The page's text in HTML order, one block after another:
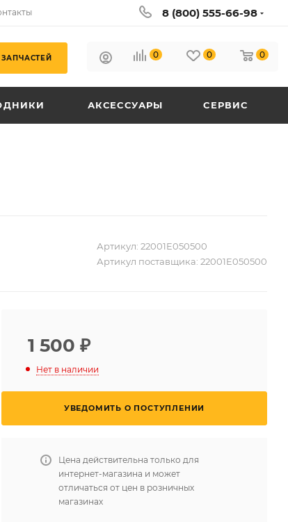
8 (800) 555-66-98
0 0 0
АКСЕССУАРЫ СЕРВИС
Артикул: 22001E050500
Артикул поставщика: 22001E050500
1 500 ₽
Нет в наличии
УВЕДОМИТЬ О ПОСТУПЛЕНИИ
Цена действительна только для
интернет-магазина и может
отличаться от цен в розничных
магазинах